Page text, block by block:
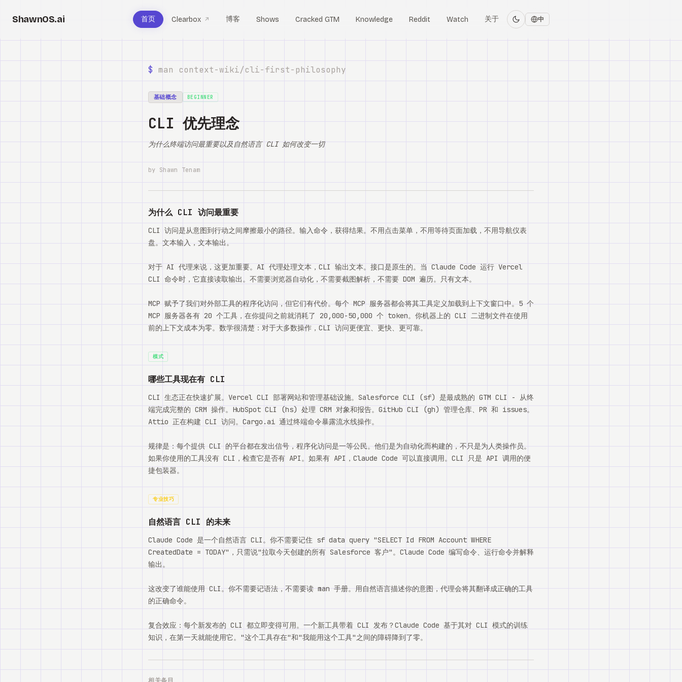
ShawnOS.ai 首页 Clearbox ↗ 博客 Shows Cracked GTM Knowledge Reddit Watch 关于 中
$ man context-wiki/cli-first-philosophy
基础概念 BEGINNER
CLI 优先理念
为什么终端访问最重要以及自然语言 CLI 如何改变一切
by Shawn Tenam
为什么 CLI 访问最重要
CLI 访问是从意图到行动之间摩擦最小的路径。输入命令，获得结果。不用点击菜单，不用等待页面加载，不用导航仪表
盘。文本输入，文本输出。
对于 AI 代理来说，这更加重要。AI 代理处理文本，CLI 输出文本。接口是原生的。当 Claude Code 运行 Vercel
CLI 命令时，它直接读取输出。不需要浏览器自动化，不需要截图解析，不需要 DOM 遍历。只有文本。
MCP 赋予了我们对外部工具的程序化访问，但它们有代价。每个 MCP 服务器都会将其工具定义加载到上下文窗口中。5 个
MCP 服务器各有 20 个工具，在你提问之前就消耗了 20,000-50,000 个 token。你机器上的 CLI 二进制文件在使用
前的上下文成本为零。数学很清楚：对于大多数操作，CLI 访问更便宜、更快、更可靠。
模式
哪些工具现在有 CLI
CLI 生态正在快速扩展。Vercel CLI 部署网站和管理基础设施。Salesforce CLI (sf) 是最成熟的 GTM CLI - 从终
端完成完整的 CRM 操作。HubSpot CLI (hs) 处理 CRM 对象和报告。GitHub CLI (gh) 管理仓库、PR 和 issues。
Attio 正在构建 CLI 访问。Cargo.ai 通过终端命令暴露流水线操作。
规律是：每个提供 CLI 的平台都在发出信号，程序化访问是一等公民。他们是为自动化而构建的，不只是为人类操作员。
如果你使用的工具没有 CLI，检查它是否有 API。如果有 API，Claude Code 可以直接调用。CLI 只是 API 调用的便
捷包装器。
专业技巧
自然语言 CLI 的未来
Claude Code 是一个自然语言 CLI。你不需要记住 sf data query "SELECT Id FROM Account WHERE
CreatedDate = TODAY"，只需说"拉取今天创建的所有 Salesforce 客户"。Claude Code 编写命令、运行命令并解释
输出。
这改变了谁能使用 CLI。你不需要记语法，不需要读 man 手册。用自然语言描述你的意图，代理会将其翻译成正确的工具
的正确命令。
复合效应：每个新发布的 CLI 都立即变得可用。一个新工具带着 CLI 发布？Claude Code 基于其对 CLI 模式的训练
知识，在第一天就能使用它。"这个工具存在"和"我能用这个工具"之间的障碍降到了零。